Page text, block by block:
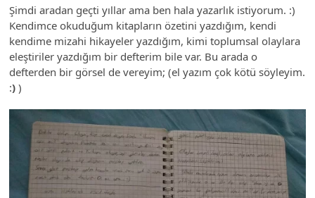
Şimdi aradan geçti yıllar ama ben hala yazarlık istiyorum. :)
Kendimce okuduğum kitapların özetini yazdığım, kendi
kendime mizahi hikayeler yazdığım, kimi toplumsal olaylara
eleştiriler yazdığım bir defterim bile var. Bu arada o
defterden bir görsel de vereyim; (el yazım çok kötü söyleyim.
:) )